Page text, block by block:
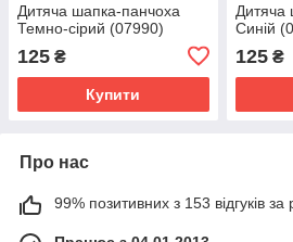
Дитяча шапка-панчоха
Темно-сірий (07990)
125 ₴
Купити
Дитяча
Синій
125₴
Про нас
99% позитивних з 153 відгуків за